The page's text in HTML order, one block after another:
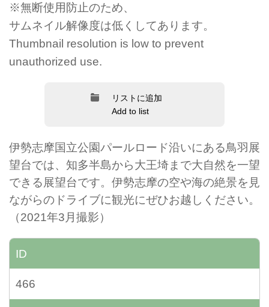
※無断使用防止のため、
サムネイル解像度は低くしてあります。
Thumbnail resolution is low to prevent
unauthorized use.
リストに追加
Add to list
伊勢志摩国立公園パールロード沿いにある鳥羽展
望台では、知多半島から大王埼まで大自然を一望
できる展望台です。伊勢志摩の空や海の絶景を見
ながらのドライブに観光にぜひお越しください。
（2021年3月撮影）
ID
466